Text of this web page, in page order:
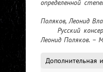
определенной
России, что
Поляков, Леонид
Леонид Поляков. –
Дополнительная